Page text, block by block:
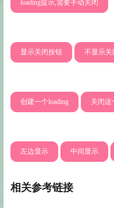
loading提示,需要手动关闭
显示关闭按钮 不显示关
创建一个loading 关闭这
左边显示 中间显示
相关参考链接